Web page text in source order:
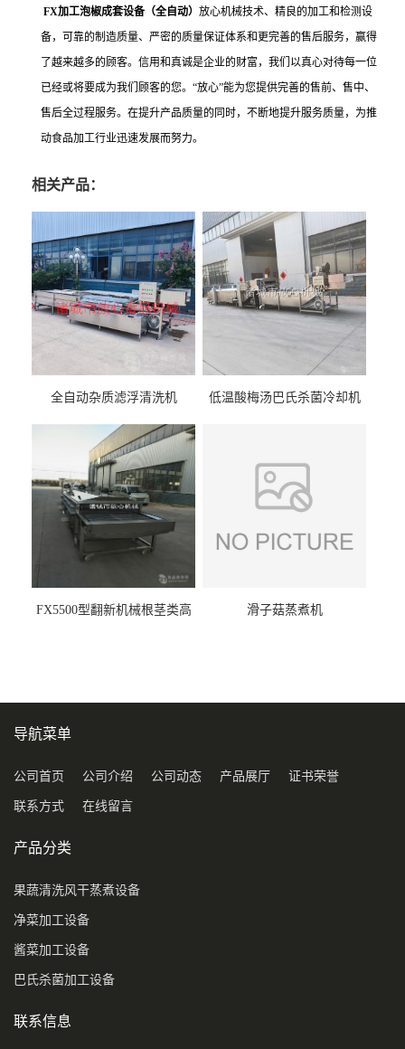
FX加工泡椒成套设备（全自动） 放心机械技术、精良的加工和检测设
备，可靠的制造质量、严密的质量保证体系和更完善的售后服务，赢得
了越来越多的顾客。信用和真诚是企业的财富，我们以真心对待每一位
已经或将要成为我们顾客的您。“放心”能为您提供完善的售前、售中、
售后全过程服务。在提升产品质量的同时，不断地提升服务质量，为推
动食品加工行业迅速发展而努力。
相关产品：
全自动杂质滤浮清洗机 低温酸梅汤巴氏杀菌冷却机
FX5500型翻新机械根茎类高
滑子菇蒸煮机
导航菜单
公司首页 公司介绍 公司动态 产品展厅 证书荣誉
联系方式 在线留言
产品分类
果蔬清洗风干蒸煮设备
净菜加工设备
酱菜加工设备
巴氏杀菌加工设备
联系信息